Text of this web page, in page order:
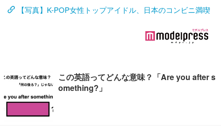
【写真】K-POP女性トップアイドル、日本のコンビニ満喫
この英語ってどんな意味？「Are you after s
omething?」